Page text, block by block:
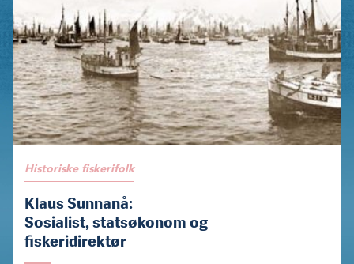
Historiske fiskerifolk
Klaus Sunnanå:
Sosialist, statsøkonom og
fiskeridirektør